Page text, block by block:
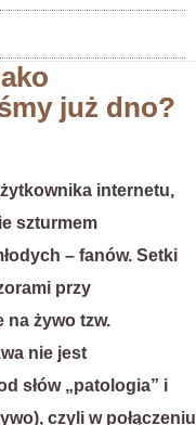
już dno?
internetu,
szturmem
– fanów. Setki
przy
na żywo tzw.
nie jest
słów „patologia” i
czyli w połączeniu